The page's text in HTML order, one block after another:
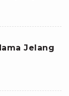
Jelang